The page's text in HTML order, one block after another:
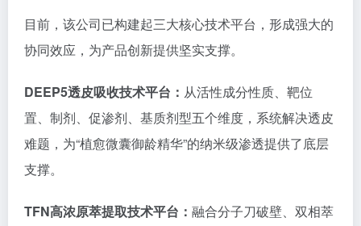
目前，该公司已构建起三大核心技术平台，形成强大的
协同效应，为产品创新提供坚实支撑。
DEEP5透皮吸收技术平台： 从活性成分性质、靶位
置、制剂、促渗剂、基质剂型五个维度，系统解决透皮
难题，为“植愈微囊御龄精华”的纳米级渗透提供了底层
支撑。
TFN高浓原萃提取技术平台： 融合分子刀破壁、双相萃